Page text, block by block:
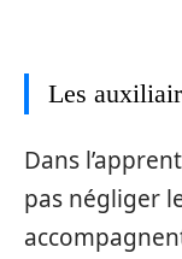
Les
Dans
pas négliger